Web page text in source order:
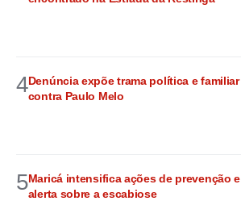
4Denúncia expõe trama política e familiar
contra Paulo Melo
5Maricá intensifica ações de prevenção e
alerta sobre a escabiose